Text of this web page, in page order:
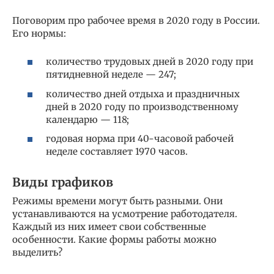
Поговорим про рабочее время в 2020 году в России.
Его нормы:
количество трудовых дней в 2020 году при
пятидневной неделе — 247;
количество дней отдыха и праздничных
дней в 2020 году по производственному
календарю — 118;
годовая норма при 40-часовой рабочей
неделе составляет 1970 часов.
Виды графиков
Режимы времени могут быть разными. Они
устанавливаются на усмотрение работодателя.
Каждый из них имеет свои собственные
особенности. Какие формы работы можно
выделить?